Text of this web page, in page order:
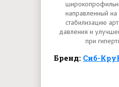
направленный
стабилизацию
давления и
при
Бренд: Сиб-